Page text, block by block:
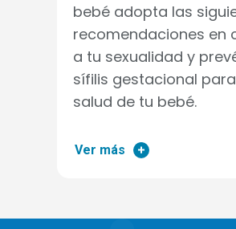
bebé adopta las
recomendaciones en
a tu sexualidad y
sífilis gestacional
salud de tu bebé.
Ver más